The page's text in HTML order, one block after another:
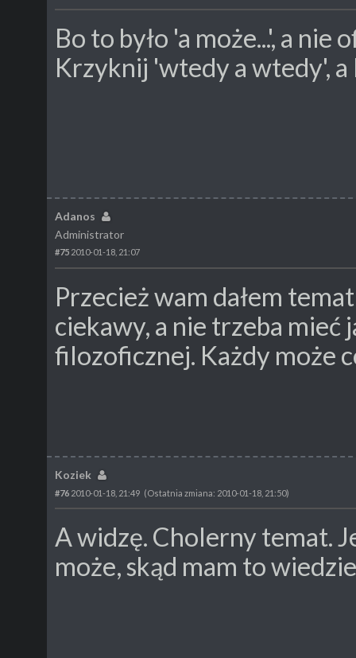
Bo to było 'a może...', a
Krzyknij 'wtedy a wtedy', a
Adanos
Administrator
#75 2010-01-18, 21:07
Przecież wam dałem
ciekawy, a nie trzeba
filozoficznej. Każdy może
Koziek
#76 2010-01-18, 21:49 (Ostatnia zmiana: 2010-01-18, 21:50)
A widzę. Cholerny temat.
może, skąd mam to